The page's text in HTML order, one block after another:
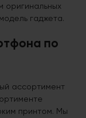
оригинальных
гаджета.
по
ассортимент
принтом. Мы